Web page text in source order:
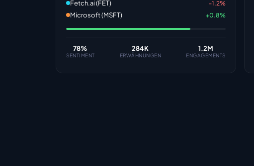
Fetch.ai (FET) -1.2%
Microsoft (MSFT) +0.8%
78%
SENTIMENT
284K
ERWÄHNUNGEN
1.2M
ENGAGEMENTS